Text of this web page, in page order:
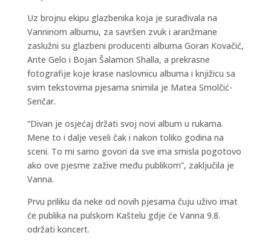
Uz brojnu ekipu glazbenika koja je surađivala na
Vanninom albumu, za savršen zvuk i aranžmane
zaslužni su glazbeni producenti albuma Goran Kovačić,
Ante Gelo i Bojan Šalamon Shalla, a prekrasne
fotografije koje krase naslovnicu albuma i knjižicu sa
svim tekstovima pjesama snimila je Matea Smolčić-
Senčar.
“Divan je osjećaj držati svoj novi album u rukama.
Mene to i dalje veseli čak i nakon toliko godina na
sceni. To mi samo govori da sve ima smisla pogotovo
ako ove pjesme zažive među publikom”, zaključila je
Vanna.
Prvu priliku da neke od novih pjesama čuju uživo imat
će publika na pulskom Kaštelu gdje će Vanna 9.8.
održati koncert.